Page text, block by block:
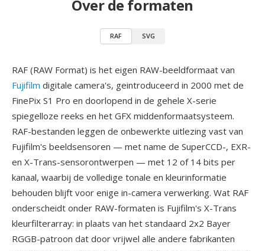
Over de formaten
RAF SVG
RAF (RAW Format) is het eigen RAW-beeldformaat van
Fujifilm digitale camera's, geintroduceerd in 2000 met de
FinePix S1 Pro en doorlopend in de gehele X-serie
spiegelloze reeks en het GFX middenformaatsysteem.
RAF-bestanden leggen de onbewerkte uitlezing vast van
Fujifilm's beeldsensoren — met name de SuperCCD-, EXR-
en X-Trans-sensorontwerpen — met 12 of 14 bits per
kanaal, waarbij de volledige tonale en kleurinformatie
behouden blijft voor enige in-camera verwerking. Wat RAF
onderscheidt onder RAW-formaten is Fujifilm's X-Trans
kleurfilterarray: in plaats van het standaard 2x2 Bayer
RGGB-patroon dat door vrijwel alle andere fabrikanten